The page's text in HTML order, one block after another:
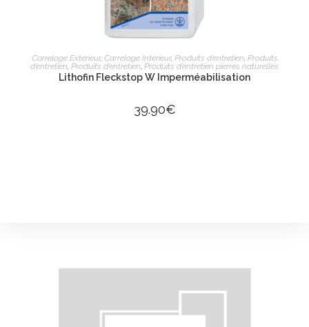
AJOUTER AU PANIER
Carrelage Extérieur, Carrelage Intérieur, Produits d’entretien, Produits
d’entretien, Produits d’entretien, Produits d’entretien pierres naturelles
Lithofin Fleckstop W Imperméabilisation
39.90€